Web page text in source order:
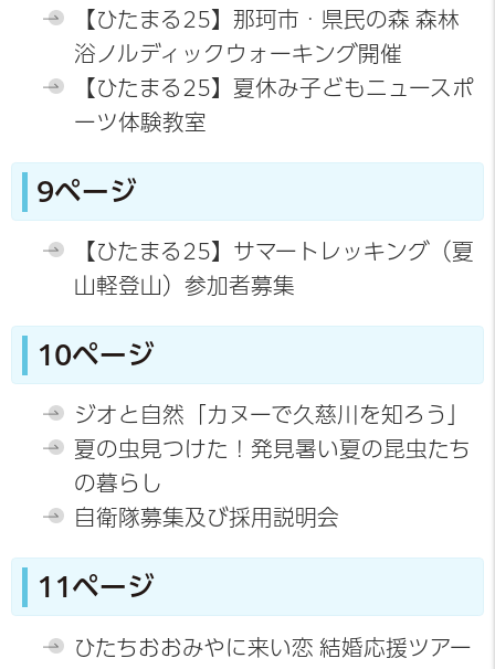
【ひたまる25】那珂市・県民の森 森林
浴ノルディックウォーキング開催
【ひたまる25】夏休み子どもニュースポ
ーツ体験教室
9ページ
【ひたまる25】サマートレッキング（夏
山軽登山）参加者募集
10ページ
ジオと自然「カヌーで久慈川を知ろう」
夏の虫見つけた！発見暑い夏の昆虫たち
の暮らし
自衛隊募集及び採用説明会
11ページ
ひたちおおみやに来い恋 結婚応援ツアー